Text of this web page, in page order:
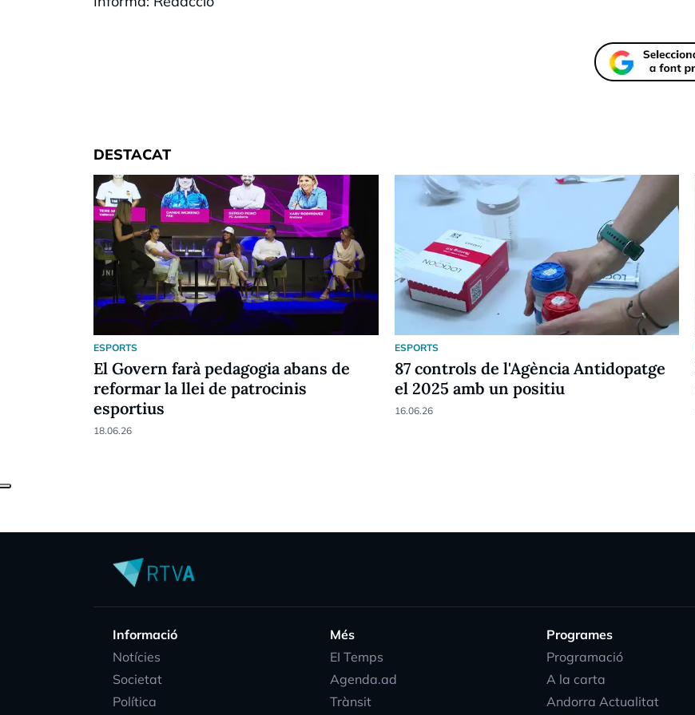
DESTACAT
ESPORTS
El Govern farà pedagogia abans de
reformar la llei de patrocinis
esportius
18.06.26
ESPORTS
87 controls de l'Agència Antidopatge
el 2025 amb un positiu
16.06.26
Informació
Notícies
Societat
Política
Més
EI Temps
Agenda.ad
Trànsit
Programes
Programació
A la carta
Andorra Actualitat